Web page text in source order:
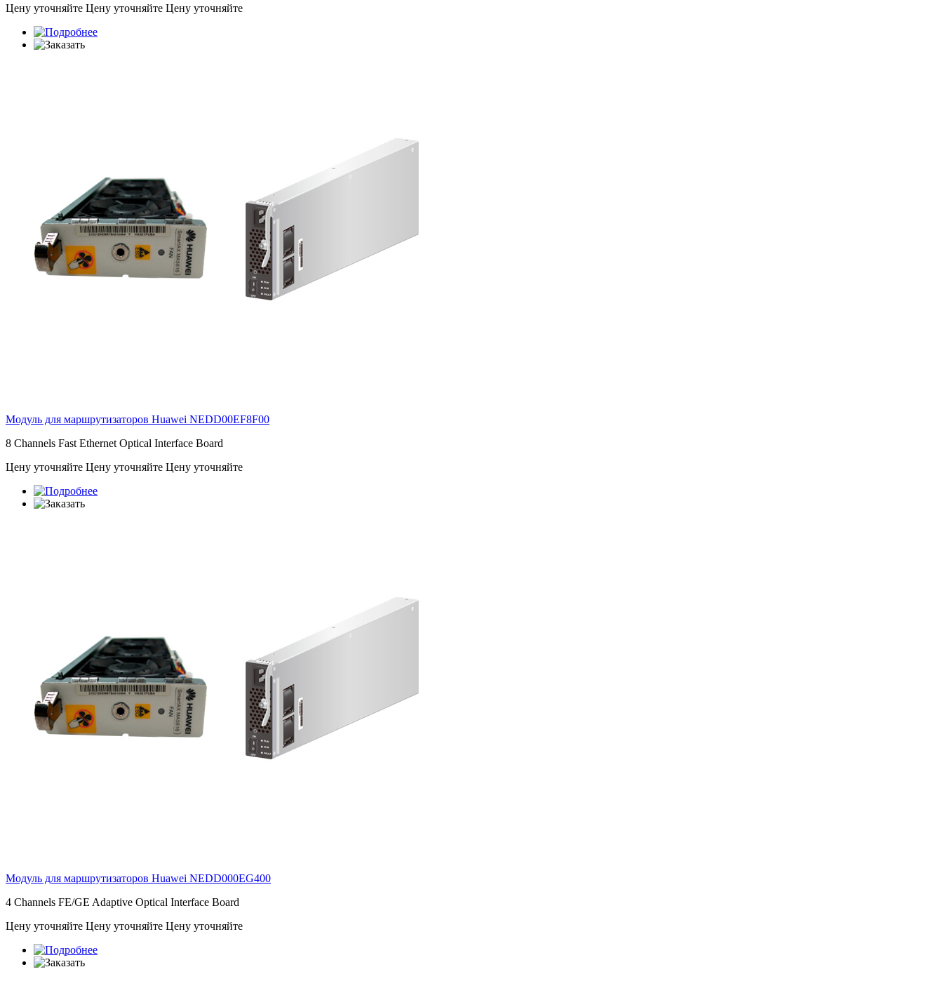
Цену уточняйте Цену уточняйте Цену уточняйте
Модуль для маршрутизаторов Huawei NEDD00EF8F00
8 Channels Fast Ethernet Optical Interface Board
Цену уточняйте Цену уточняйте Цену уточняйте
Модуль для маршрутизаторов Huawei NEDD000EG400
4 Channels FE/GE Adaptive Optical Interface Board
Цену уточняйте Цену уточняйте Цену уточняйте